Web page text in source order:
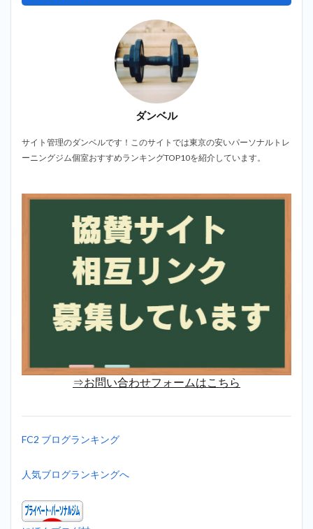
ダンベル
サイト管理のダンベルです！このサイトでは東京の安いパーソナルトレ
ーニングジム個室おすすめランキングTOP10を紹介しています。
⇒お問い合わせフォームはこちら
FC2 ブログランキング
人気ブログランキングへ